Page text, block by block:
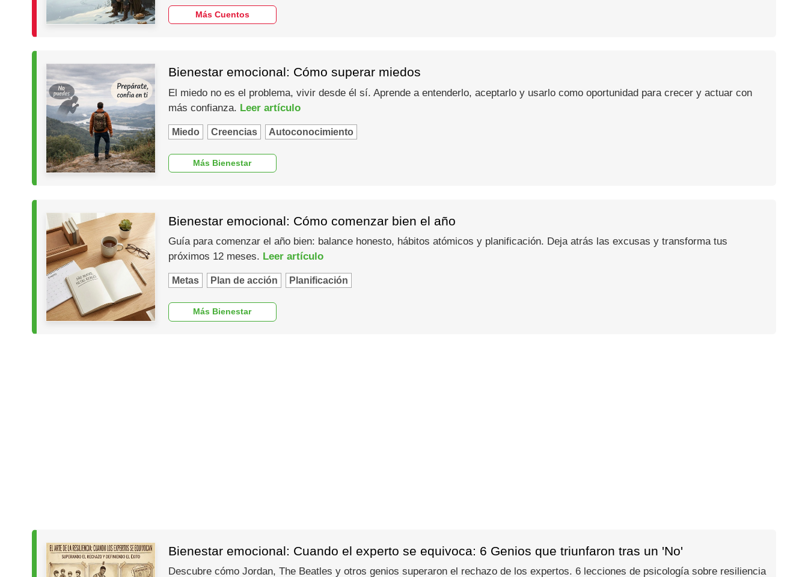
Más Cuentos
Bienestar emocional: Cómo superar miedos
El miedo no es el problema, vivir desde él sí. Aprende a entenderlo, aceptarlo y usarlo como oportunidad para crecer y actuar con
más confianza. Leer artículo
Miedo Creencias Autoconocimiento
Más Bienestar
Bienestar emocional: Cómo comenzar bien el año
Guía para comenzar el año bien: balance honesto, hábitos atómicos y planificación. Deja atrás las excusas y transforma tus
próximos 12 meses. Leer artículo
Metas Plan de acción Planificación
Más Bienestar
Bienestar emocional: Cuando el experto se equivoca: 6 Genios que triunfaron tras un 'No'
Descubre cómo Jordan, The Beatles y otros genios superaron el rechazo de los expertos. 6 lecciones de psicología sobre resiliencia